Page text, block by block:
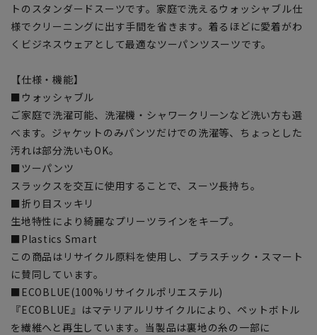
トのスタンダードスーツです。家庭で洗えるウォッシャブル仕
様でクリーニングに出す手間を省きます。着るほどに愛着がわ
くビジネスウェアとして最適なツーパンツスーツです。
【仕様・機能】
■ウォッシャブル
ご家庭で洗濯可能、洗濯機・シャワークリーンなど洗い方も選
べます。ジャケットのみパンツだけでの洗濯等、ちょっとした
汚れは部分洗いもOK。
■ツーパンツ
スラックスを交互に使用することで、スーツ長持ち。
■折り目スッキリ
生地特性により綺麗なプリーツラインをキープ。
■Plastics Smart
この商品はリサイクル原料を使用し、プラスチック・スマート
に賛同しています。
■ECOBLUE(100%リサイクルポリエステル)
『ECOBLUE』はマテリアルリサイクルにより、ペットボトル
を繊維へと再生しています。当製品は裏地の糸の一部に